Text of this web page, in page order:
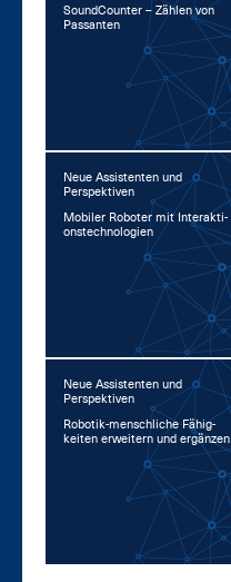
Sound­Coun­ter – Zäh­len von
Pas­san­ten
Neue Assistenten und
Perspektiven
Mo­bi­ler Ro­bo­ter mit In­ter­ak­ti­
ons­tech­no­lo­gi­en
Neue Assistenten und
Perspektiven
Ro­bo­tik-mensch­li­che Fä­hig­
kei­ten er­wei­tern und er­gän­zen